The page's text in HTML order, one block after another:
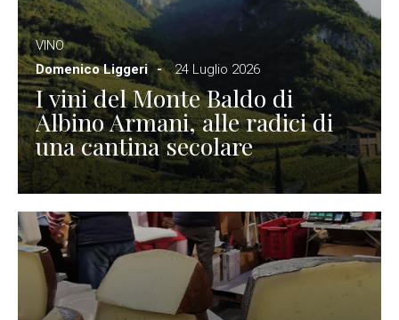
VINO
Domenico Liggeri
24 Luglio 2026
I vini del Monte Baldo di
Albino Armani, alle radici di
una cantina secolare